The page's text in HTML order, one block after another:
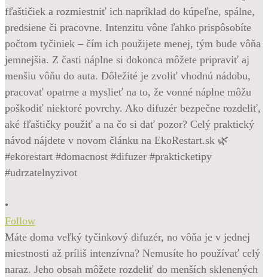
•
Follow
Máte doma veľký tyčinkový difuzér, no vôňa je v jednej
miestnosti až príliš intenzívna? Nemusíte ho používať celý
naraz. Jeho obsah môžete rozdeliť do menších sklenených